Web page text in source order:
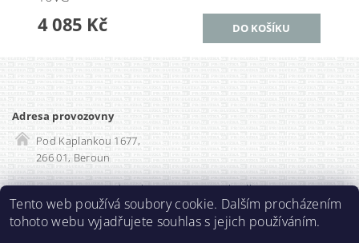
4 085 Kč
Adresa provozovny
Pod Kaplankou 1677,
266 01, Beroun
Rozvadec-shop.cz | SEO optimalizace
Tento web používá soubory cookie. Dalším procházením
tohoto webu vyjadřujete souhlas s jejich používáním.